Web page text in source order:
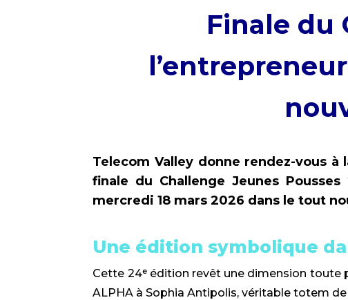
Finale du
Telecom Valley donne rendez-vous à
finale du Challenge Jeunes
mercredi 18 mars 2026 dans le tout
Une édition symbolique
Cette 24ᵉ édition revêt une dimension toute
ALPHA à Sophia Antipolis, véritable totem de